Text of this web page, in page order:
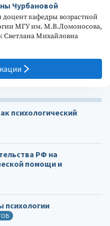
Чурбановой
доцент кафедры возрастной
МГУ им. М.В.Ломоносова,
Светлана Михайловна
психологический
РФ на
помощи и
психологии